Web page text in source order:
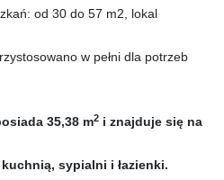
od 30 do 57 m2, lokal
w pełni dla potrzeb
35,38 m2 i znajduje się na
sypialni i łazienki.